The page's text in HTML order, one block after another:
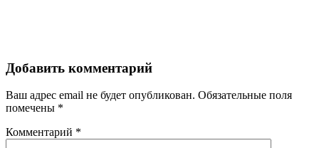
Добавить комментарий
Ваш адрес email не будет опубликован. Обязательные поля
помечены *
Комментарий *